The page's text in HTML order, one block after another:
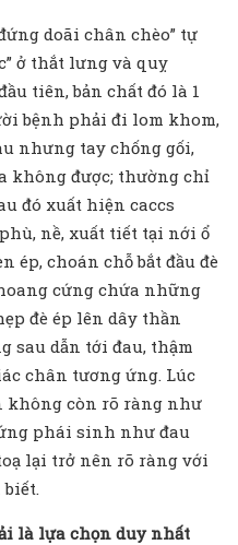
doãi chân chèo” tự
ở thắt lưng và quỵ
tiên, bản chất đó là 1
bệnh phải đi lom khom,
nhưng tay chống gối,
không được; thường chỉ
đó xuất hiện caccs
nề, xuất tiết tại nới ổ
ép, choán chỗ bắt đầu đè
cứng chứa những
đè ép lên dây thần
sau dẫn tới đau, thậm
chân tương ứng. Lúc
không còn rõ ràng như
phái sinh như đau
lại trở nên rõ ràng với
là lựa chọn duy nhất